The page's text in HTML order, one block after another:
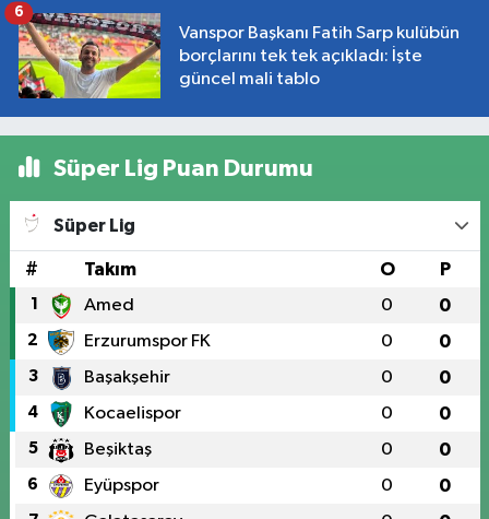
Vanspor Başkanı Fatih Sarp kulübün
borçlarını tek tek açıkladı: İşte
güncel mali tablo
6
Süper Lig Puan Durumu
Süper Lig
# Takım O P
1 Amed 0 0
2 Erzurumspor FK 0 0
3 Başakşehir 0 0
4 Kocaelispor 0 0
5 Beşiktaş 0 0
6 Eyüpspor 0 0